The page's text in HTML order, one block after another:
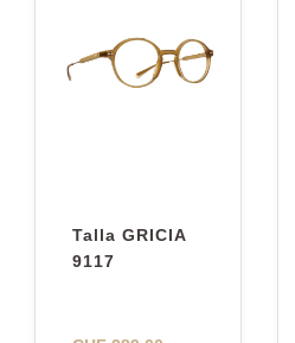
Talla GRICIA
9117